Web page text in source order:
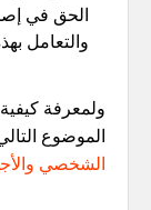
الحق في
والتعامل
ولمعرفة
الموضوع
الشخصي